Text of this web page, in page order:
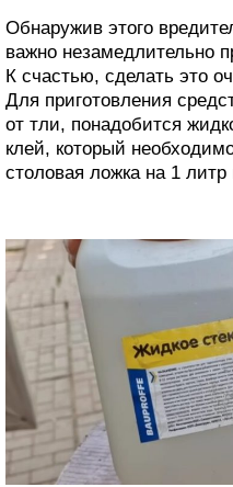
Обнаружив этого
важно незамедлительно
К счастью, сделать это
Для приготовления
от тли, понадобится
клей, который
столовая ложка на 1